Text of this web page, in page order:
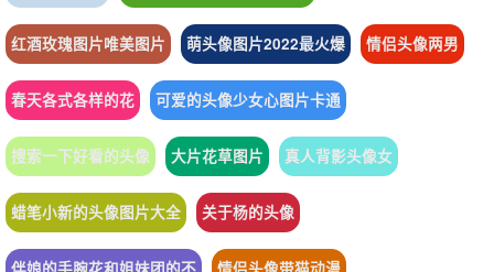
红酒玫瑰图片唯美图片 萌头像图片2022最火爆 情侣头像两男
春天各式各样的花 可爱的头像少女心图片卡通
搜索一下好看的头像 大片花草图片 真人背影头像女
蜡笔小新的头像图片大全 关于杨的头像